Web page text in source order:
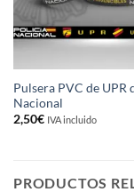
Pulsera PVC de UPR
Nacional
2,50€ IVA incluido
PRODUCTOS